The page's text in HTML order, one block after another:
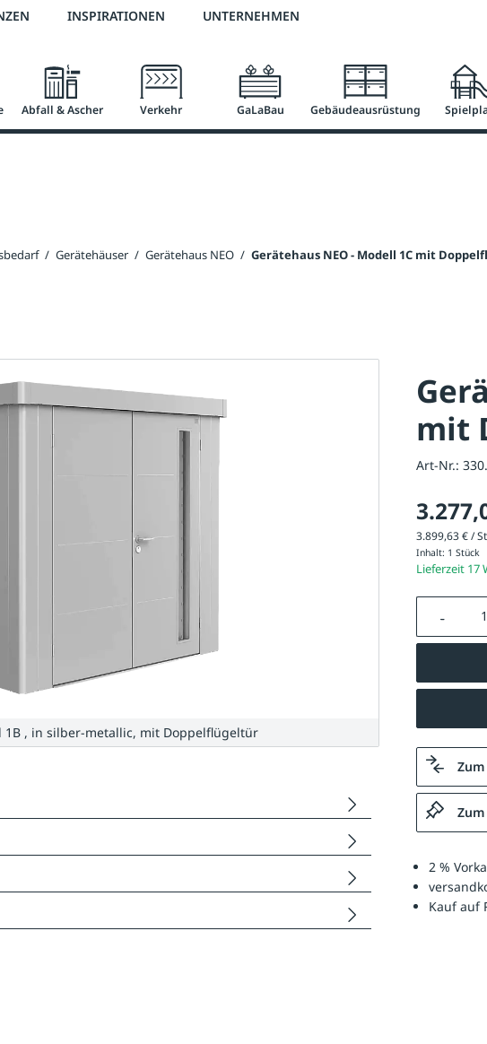
2 % Vorkassen-Skonto versandkostenfrei ab 50 €
INSPIRATIONEN UNTERNEHMEN
Abfall & Ascher Verkehr GaLaBau Gebäudeausrüstung
/ Gerätehäuser / Gerätehaus NEO / Gerätehaus NEO - Modell 1C mit
mit
Art-Nr.:
3.899,63 € /
Inhalt: 1 Stück
Lieferzeit 17
2 %
Kauf auf
1B , in silber-metallic, mit Doppelflügeltür